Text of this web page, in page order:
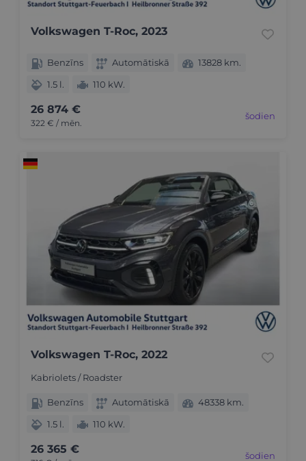
Volkswagen T-Roc, 2023
Benzīns Automātiskā
13828 km.
1.5 l.
110 kW.
26 874 €
322 € / mēn.
šodien
Volkswagen T-Roc, 2022
Kabriolets / Roadster
Benzīns Automātiskā
48338 km.
1.5 l.
110 kW.
26 365 € šodien